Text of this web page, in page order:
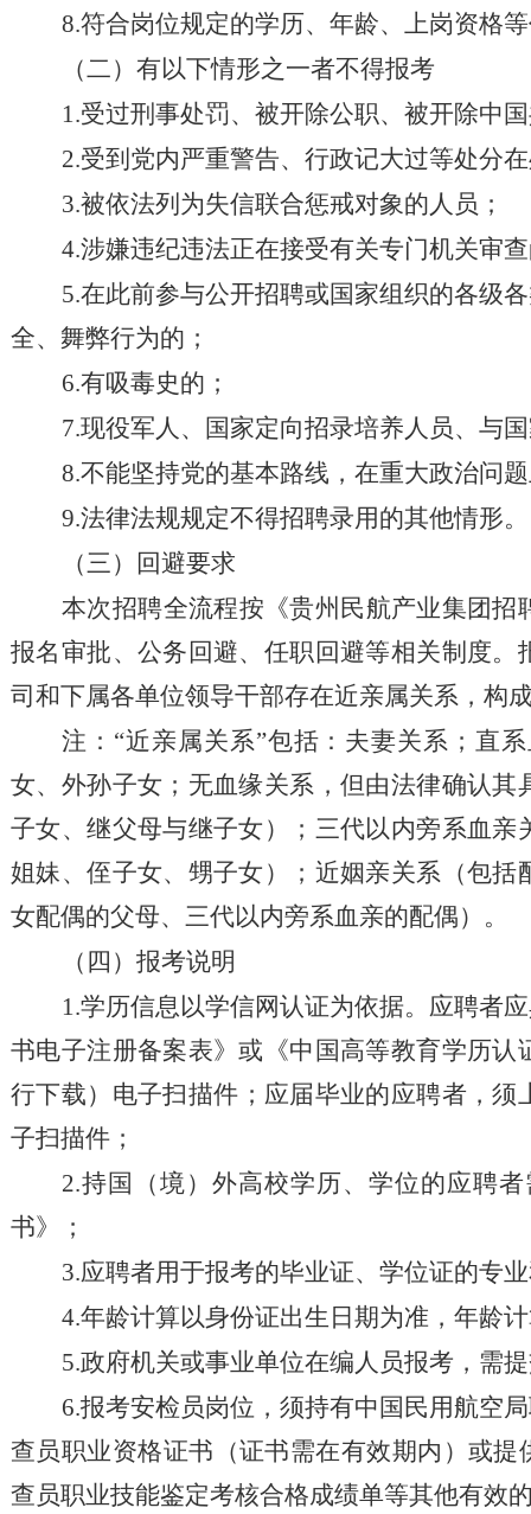
8.符合岗位规定的学历、年龄、上岗资格
（二）有以下情形之一者不得报考
1.受过刑事处罚、被开除公职、被开除中
2.受到党内严重警告、行政记大过等处分
3.被依法列为失信联合惩戒对象的人员；
4.涉嫌违纪违法正在接受有关专门机关审
5.在此前参与公开招聘或国家组织的各级
全、舞弊行为的；
6.有吸毒史的；
7.现役军人、国家定向招录培养人员、与
8.不能坚持党的基本路线，在重大政治问
9.法律法规规定不得招聘录用的其他情形。
（三）回避要求
本次招聘全流程按《贵州民航产业集团
报名审批、公务回避、任职回避等相关制度
司和下属各单位领导干部存在近亲属关系，构
注： “近亲属关系”包括：夫妻关系；直
女、外孙子女；无血缘关系，但由法律确认
子女、继父母与继子女）；三代以内旁系血
姐妹、侄子女、甥子女）；近姻亲关系（包
女配偶的父母、三代以内旁系血亲的配偶）。
（四）报考说明
1.学历信息以学信网认证为依据。应聘者
书电子注册备案表》或《中国高等教育学历认
行下载） 电子扫描件 ；应届毕业的应聘者，
子扫描件；
2.持国（境）外高校学历、学位的应聘
书》；
3.应聘者用于报考的毕业证、学位证的专
4.年龄计算以身份证出生日期为准， 年龄
5.政府机关或事业单位在编人员报考，需
6.报考安检员岗位，须持有中国民用航空
查员职业资格证书（证书需在有效期内）或
查员职业技能鉴定考核合格成绩单等其他有效